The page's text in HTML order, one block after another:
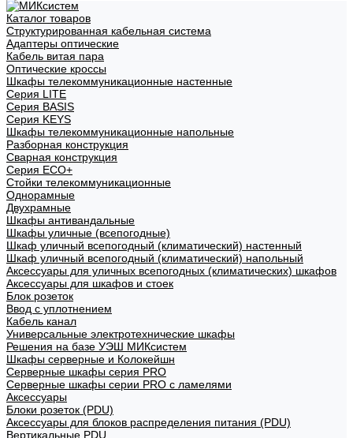
Каталог товаров
Структурированная кабельная система
Адаптеры оптические
Кабель витая пара
Оптические кроссы
Шкафы телекоммуникационные настенные
Cерия LITE
Cерия BASIS
Cерия KEYS
Шкафы телекоммуникационные напольные
Разборная конструкция
Сварная конструкция
Серия ECO+
Стойки телекоммуникационные
Однорамные
Двухрамные
Шкафы антивандальные
Шкафы уличные (всепогодные)
Шкаф уличный всепогодный (климатический) настенный
Шкаф уличный всепогодный (климатический) напольный
Аксессуары для уличных всепогодных (климатических) шкафов
Аксессуары для шкафов и стоек
Блок розеток
Ввод с уплотнением
Кабель канал
Универсальные электротехнические шкафы
Решения на базе УЭШ МИКсистем
Шкафы серверные и Колокейшн
Серверные шкафы серия PRO
Серверные шкафы серии PRO с ламелями
Аксессуары
Блоки розеток (PDU)
Аксессуары для блоков распределения питания (PDU)
Вертикальные PDU